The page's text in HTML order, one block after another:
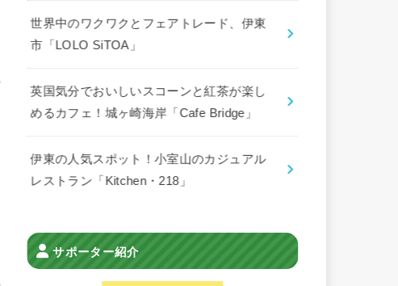
世界中のワクワクとフェアトレード、伊東
市「LOLO SiTOA」
英国気分でおいしいスコーンと紅茶が楽し
めるカフェ！城ヶ崎海岸「Cafe Bridge」
伊東の人気スポット！小室山のカジュアル
レストラン「Kitchen・218」
サポーター紹介